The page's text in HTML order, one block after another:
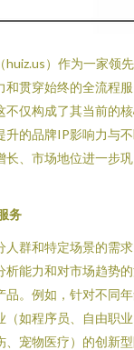
）作为一家领
和贯穿始终的全流程服
不仅构成了其当前的
升的品牌IP影响力与
长、市场地位进一步
务
人群和特定场景的需
析能力和对市场趋势
品。例如，针对不同
（如程序员、自由职业
、宠物医疗）的创新